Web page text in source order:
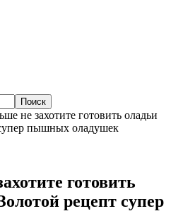
не захотите готовить оладьи
пышных оладушек
готовить
рецепт супер